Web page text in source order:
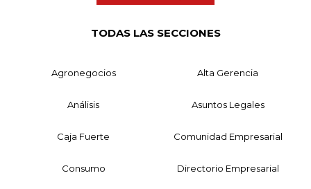
TODAS LAS SECCIONES
Agronegocios Alta Gerencia
Análisis Asuntos Legales
Caja Fuerte Comunidad Empresarial
Consumo Directorio Empresarial